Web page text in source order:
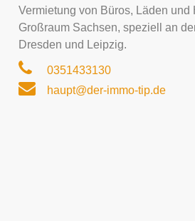
Vermietung von Büros, Läden und
Großraum Sachsen, speziell an
Dresden und Leipzig.
0351433130
haupt@der-immo-tip.de